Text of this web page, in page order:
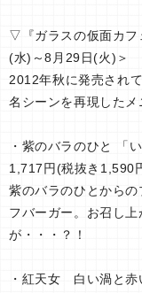
▽『ガラスの仮面カ
(水)～8月29日(火)＞
2012年秋に発売され
名シーンを再現したメ
・紫のバラのひと 「
1,717円(税抜き1,590
紫のバラのひとから
フバーガー。お召し
が・・・？！
・紅天女 白い渦と